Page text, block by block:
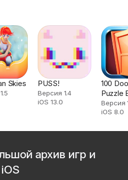
Skies PUSS!
Версия 1.4
iOS 13.0
100
Puzzle
Версия
iOS 8.0
архив игр и